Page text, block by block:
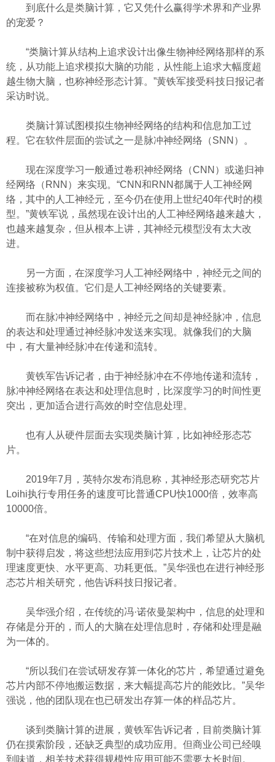
到底什么是类脑计算，它又凭什么赢得学术界和产业界
的宠爱？
“类脑计算从结构上追求设计出像生物神经网络那样的系
统，从功能上追求模拟大脑的功能，从性能上追求大幅度超
越生物大脑，也称神经形态计算。”黄铁军接受科技日报记者
采访时说。
类脑计算试图模拟生物神经网络的结构和信息加工过
程。它在软件层面的尝试之一是脉冲神经网络（SNN）。
现在深度学习一般通过卷积神经网络（CNN）或递归神
经网络（RNN）来实现。“CNN和RNN都属于人工神经网
络，其中的人工神经元，至今仍在使用上世纪40年代时的模
型。”黄铁军说，虽然现在设计出的人工神经网络越来越大，
也越来越复杂，但从根本上讲，其神经元模型没有太大改
进。
另一方面，在深度学习人工神经网络中，神经元之间的
连接被称为权值。它们是人工神经网络的关键要素。
而在脉冲神经网络中，神经元之间却是神经脉冲，信息
的表达和处理通过神经脉冲发送来实现。就像我们的大脑
中，有大量神经脉冲在传递和流转。
黄铁军告诉记者，由于神经脉冲在不停地传递和流转，
脉冲神经网络在表达和处理信息时，比深度学习的时间性更
突出，更加适合进行高效的时空信息处理。
也有人从硬件层面去实现类脑计算，比如神经形态芯
片。
2019年7月，英特尔发布消息称，其神经形态研究芯片
Loihi执行专用任务的速度可比普通CPU快1000倍，效率高
10000倍。
“在对信息的编码、传输和处理方面，我们希望从大脑机
制中获得启发，将这些想法应用到芯片技术上，让芯片的处
理速度更快、水平更高、功耗更低。”吴华强也在进行神经形
态芯片相关研究，他告诉科技日报记者。
吴华强介绍，在传统的冯·诺依曼架构中，信息的处理和
存储是分开的，而人的大脑在处理信息时，存储和处理是融
为一体的。
“所以我们在尝试研发存算一体化的芯片，希望通过避免
芯片内部不停地搬运数据，来大幅提高芯片的能效比。”吴华
强说，他的团队现在也已研发出存算一体的样品芯片。
谈到类脑计算的进展，黄铁军告诉记者，目前类脑计算
仍在摸索阶段，还缺乏典型的成功应用。但商业公司已经嗅
到味道，相关技术获得规模性应用可能不需要太长时间。